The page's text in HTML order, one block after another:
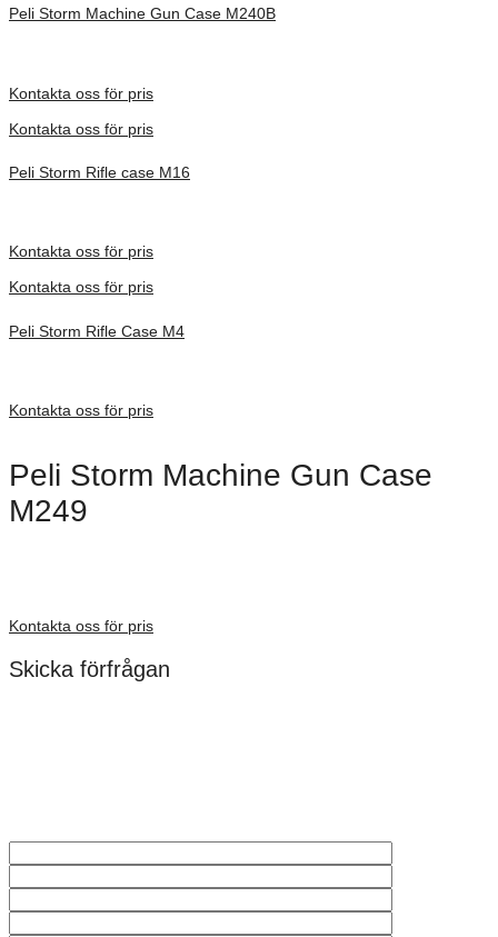
Peli Storm Machine Gun Case M240B
Kontakta oss för pris
Kontakta oss för pris
Peli Storm Rifle case M16
Kontakta oss för pris
Kontakta oss för pris
Peli Storm Rifle Case M4
Kontakta oss för pris
Peli Storm Machine Gun Case
M249
Kontakta oss för pris
Skicka förfrågan